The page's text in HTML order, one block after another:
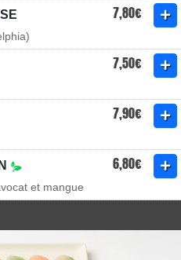
7,80€
7,50€
7,90€
6,80€
et mangue